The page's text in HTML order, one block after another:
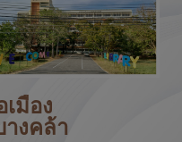
มือง
างคล้า